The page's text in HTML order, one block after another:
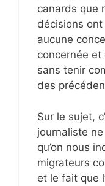
canards que
décisions
aucune
concernée
sans tenir
des
Sur le sujet,
journaliste
qu’on nous
migrateurs
et le fait que